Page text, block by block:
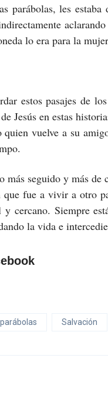
parábolas, les
lo era para la
estos pasajes de
Jesús en estas
vuelve a su
más seguido y más
fue a vivir a otro
cercano. Siempre
la vida e
parábolas Salvación